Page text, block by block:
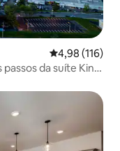
4,98 de uma
4,98 (116)
da suíte King